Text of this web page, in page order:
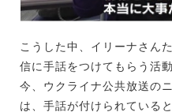
こうした中、イリーナさん
信に手話をつけてもらう活
今、ウクライナ公共放送の
は、手話が付けられている